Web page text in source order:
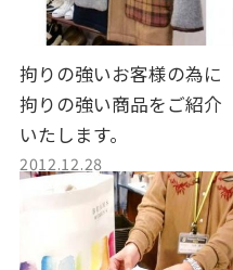
拘りの強いお客様の為に
拘りの強い商品をご紹介
いたします。
2012.12.28